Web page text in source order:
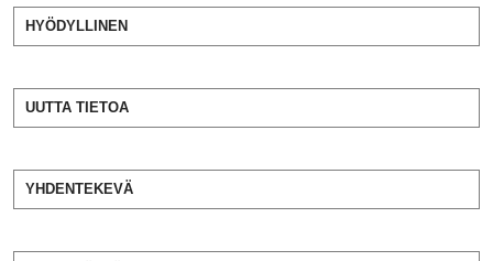
HYÖDYLLINEN
UUTTA TIETOA
YHDENTEKEVÄ